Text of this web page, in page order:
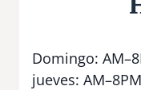
Domingo:
jueves: AM–8PM